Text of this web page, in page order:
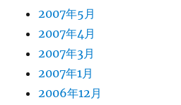
2007年5月
2007年4月
2007年3月
2007年1月
2006年12月